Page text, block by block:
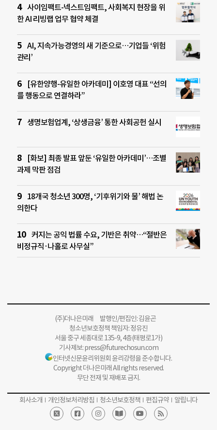
사이임팩트-넥스트임팩트, 사회복지 현장을 위
한 AI 리빙랩 업무 협약 체결
AI, 지속가능경영의 새 기준으로…기업들 ‘위험
관리’
[유한양행-유일한 아카데미] 이호영 대표 “선의
를 행동으로 연결하라”
생명보험업계, ‘상생금융’ 통한 사회공헌 실시
[화보] 최종 발표 앞둔 ‘유일한 아카데미’…조별
과제 막판 점검
18개국 청소년 300명, ‘기후위기와 물’ 해법 논
의한다
커지는 공익 법률 수요, 기반은 취약…“절반은
비정규직·나홀로 사무실”
(주)더나은미래 발행인/편집인: 김윤곤
청소년보호정책 책임자: 정유진
서울 중구 세종대로 135-9, 4층(태평로1가)
기사제보:press@futurechosun.com
인터넷신문윤리위원회 윤리강령을 준수합니다.
Copyright 더나은미래 All rights reserved.
무단 전재 및 재배포 금지.
회사소개 개인정보처리방침 청소년보호정책 편집규약 알립니다